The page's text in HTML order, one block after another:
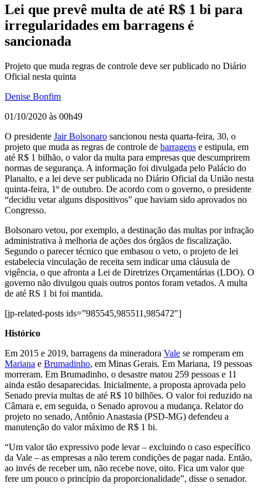
Lei que prevê multa de até R$ 1 bi para
irregularidades em barragens é
sancionada
Projeto que muda regras de controle deve ser publicado no Diário
Oficial nesta quinta
Denise Bonfim
01/10/2020 às 00h49
O presidente Jair Bolsonaro sancionou nesta quarta-feira, 30, o
projeto que muda as regras de controle de barragens e estipula, em
até R$ 1 bilhão, o valor da multa para empresas que descumprirem
normas de segurança. A informação foi divulgada pelo Palácio do
Planalto, e a lei deve ser publicada no Diário Oficial da União nesta
quinta-feira, 1º de outubro. De acordo com o governo, o presidente
“decidiu vetar alguns dispositivos” que haviam sido aprovados no
Congresso.
Bolsonaro vetou, por exemplo, a destinação das multas por infração
administrativa à melhoria de ações dos órgãos de fiscalização.
Segundo o parecer técnico que embasou o veto, o projeto de lei
estabelecia vinculação de receita sem indicar uma cláusula de
vigência, o que afronta a Lei de Diretrizes Orçamentárias (LDO). O
governo não divulgou quais outros pontos foram vetados. A multa
de até RS 1 bi foi mantida.
[jp-related-posts ids=”985545,985511,985472″]
Histórico
Em 2015 e 2019, barragens da mineradora Vale se romperam em
Mariana e Brumadinho, em Minas Gerais. Em Mariana, 19 pessoas
morreram. Em Brumadinho, o desastre matou 259 pessoas e 11
ainda estão desaparecidas. Inicialmente, a proposta aprovada pelo
Senado previa multas de até R$ 10 bilhões. O valor foi reduzido na
Câmara e, em seguida, o Senado aprovou a mudança. Relator do
projeto no senado, Antônio Anastasia (PSD-MG) defendeu a
manutenção do valor máximo de R$ 1 bi.
“Um valor tão expressivo pode levar – excluindo o caso específico
da Vale – as empresas a não terem condições de pagar nada. Então,
ao invés de receber um, não recebe nove, oito. Fica um valor que
fere um pouco o princípio da proporcionalidade”, disse o senador.